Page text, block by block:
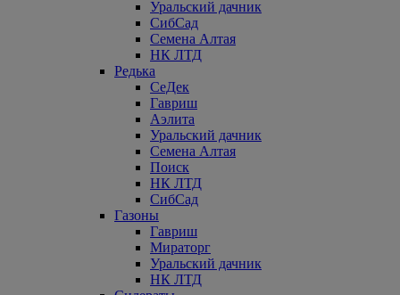
Уральский дачник
СибСад
Семена Алтая
НК ЛТД
Редька
СеДек
Гавриш
Аэлита
Уральский дачник
Семена Алтая
Поиск
НК ЛТД
СибСад
Газоны
Гавриш
Мираторг
Уральский дачник
НК ЛТД